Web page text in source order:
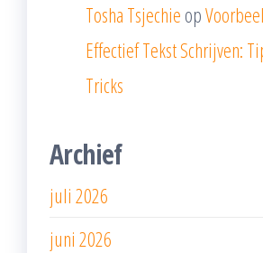
Tosha Tsjechie op
Effectief Tekst Schrijven:
Tricks
Archief
juli 2026
juni 2026